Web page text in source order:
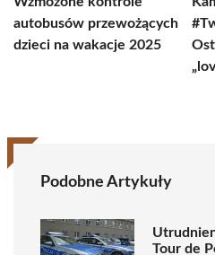
autobusów przewożących
dzieci na wakacje 2025
Podobne Artykuły
Tour de